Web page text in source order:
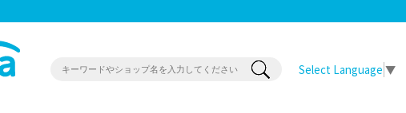
Select Language ▼